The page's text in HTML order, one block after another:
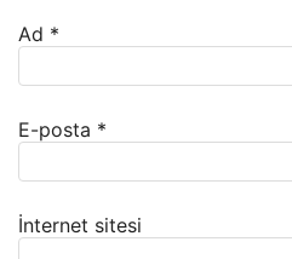
Ad *
E-posta *
İnternet sitesi